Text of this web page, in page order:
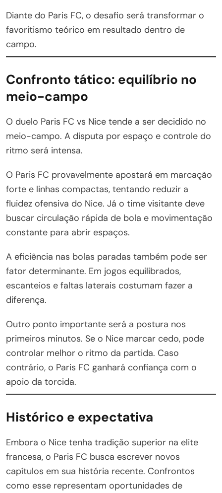
Diante do Paris FC, o desafio será transformar o
favoritismo teórico em resultado dentro de
campo.
Confronto tático: equilíbrio no
meio-campo
O duelo Paris FC vs Nice tende a ser decidido no
meio-campo. A disputa por espaço e controle do
ritmo será intensa.
O Paris FC provavelmente apostará em marcação
forte e linhas compactas, tentando reduzir a
fluidez ofensiva do Nice. Já o time visitante deve
buscar circulação rápida de bola e movimentação
constante para abrir espaços.
A eficiência nas bolas paradas também pode ser
fator determinante. Em jogos equilibrados,
escanteios e faltas laterais costumam fazer a
diferença.
Outro ponto importante será a postura nos
primeiros minutos. Se o Nice marcar cedo, pode
controlar melhor o ritmo da partida. Caso
contrário, o Paris FC ganhará confiança com o
apoio da torcida.
Histórico e expectativa
Embora o Nice tenha tradição superior na elite
francesa, o Paris FC busca escrever novos
capítulos em sua história recente. Confrontos
como esse representam oportunidades de